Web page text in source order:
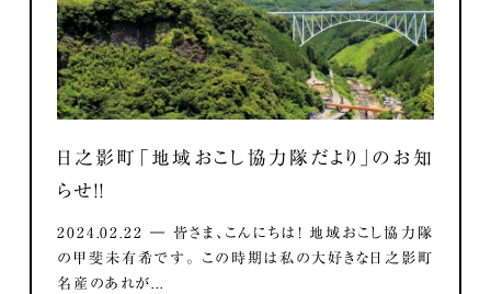
日之影町「地域おこし協力隊だより」のお知
らせ！！
2024.02.22 ― 皆さま、こんにちは！ 地域おこし協力隊
の甲斐未有希です。 この時期は私の大好きな日之影町
名産のあれが...